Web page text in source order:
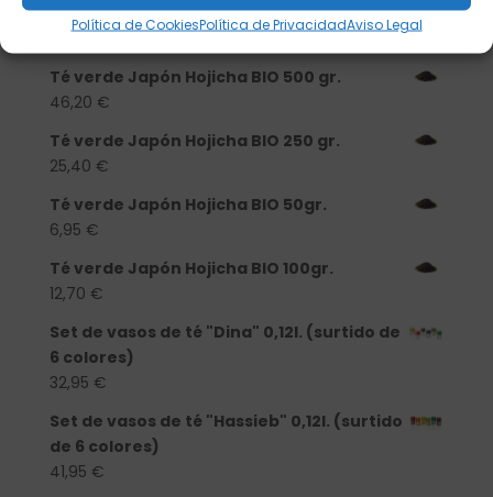
Política de CookiesPolítica de PrivacidadAviso Legal
porcelana
13,90€
Té verde Japón Hojicha BIO 500 gr.
46,20 €
Té verde Japón Hojicha BIO 250 gr.
25,40 €
Té verde Japón Hojicha BIO 50gr.
6,95 €
Té verde Japón Hojicha BIO 100gr.
12,70 €
Set de vasos de té "Dina" 0,12l. (surtido de
6 colores)
32,95 €
Set de vasos de té "Hassieb" 0,12l. (surtido
de 6 colores)
41,95 €